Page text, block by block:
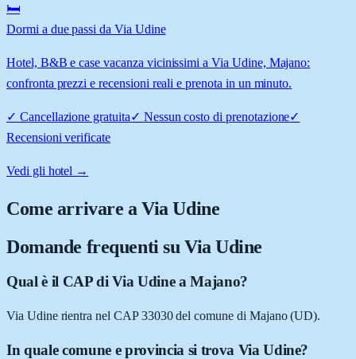
🛏️
Dormi a due passi da Via Udine
Hotel, B&B e case vacanza vicinissimi a Via Udine, Majano:
confronta prezzi e recensioni reali e prenota in un minuto.
✓ Cancellazione gratuita✓ Nessun costo di prenotazione✓
Recensioni verificate
Vedi gli hotel →
Come arrivare aVia Udine
Domande frequenti su Via Udine
Qual è il CAP di Via Udine a Majano?
Via Udine rientra nel CAP 33030 del comune di Majano (UD).
In quale comune e provincia si trova Via Udine?